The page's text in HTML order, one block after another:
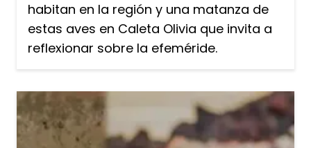
habitan en la región y una matanza de
estas aves en Caleta Olivia que invita a
reflexionar sobre la efeméride.